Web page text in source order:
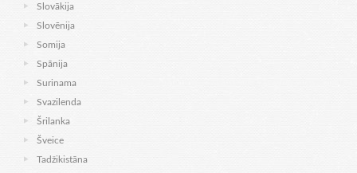
Slovākija
Slovēnija
Somija
Spānija
Surinama
Svazilenda
Šrilanka
Šveice
Tadžikistāna